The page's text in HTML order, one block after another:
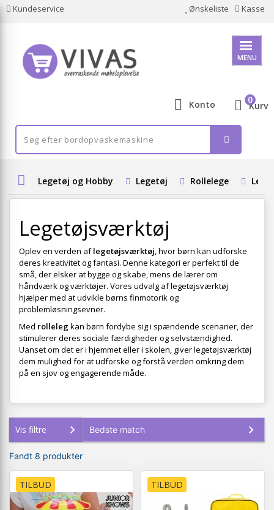
Kundeservice Ønskeliste Kasse
MENU
Konto Kurv
0
Legetøj og Hobby Legetøj Rollelege
Legetøjsværktøj
Oplev en verden aflegetøjsværktøj, hvor børn kan udforske
deres kreativitet og fantasi. Denne kategori er perfekt til de
små, der elsker at bygge og skabe, mens de lærer om
håndværk og værktøjer. Vores udvalg af legetøjsværktøj
hjælper med at udvikle børns finmotorik og
problemløsningsevner.
Med rollelegkan børn fordybe sig i spændende scenarier, der
stimulerer deres sociale færdigheder og selvstændighed.
Uanset om det er i hjemmet eller i skolen, giver legetøjsværktøj
dem mulighed for at udforske og forstå verden omkring dem
på en sjov og engagerende måde.
Vis filtre
Fandt 8 produkter
TILBUD TILBUD